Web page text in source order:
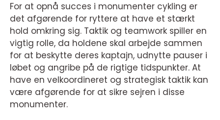
For at opnå succes i monumenter cykling er
det afgørende for ryttere at have et stærkt
hold omkring sig. Taktik og teamwork spiller en
vigtig rolle, da holdene skal arbejde sammen
for at beskytte deres kaptajn, udnytte pauser i
løbet og angribe på de rigtige tidspunkter. At
have en velkoordineret og strategisk taktik kan
være afgørende for at sikre sejren i disse
monumenter.